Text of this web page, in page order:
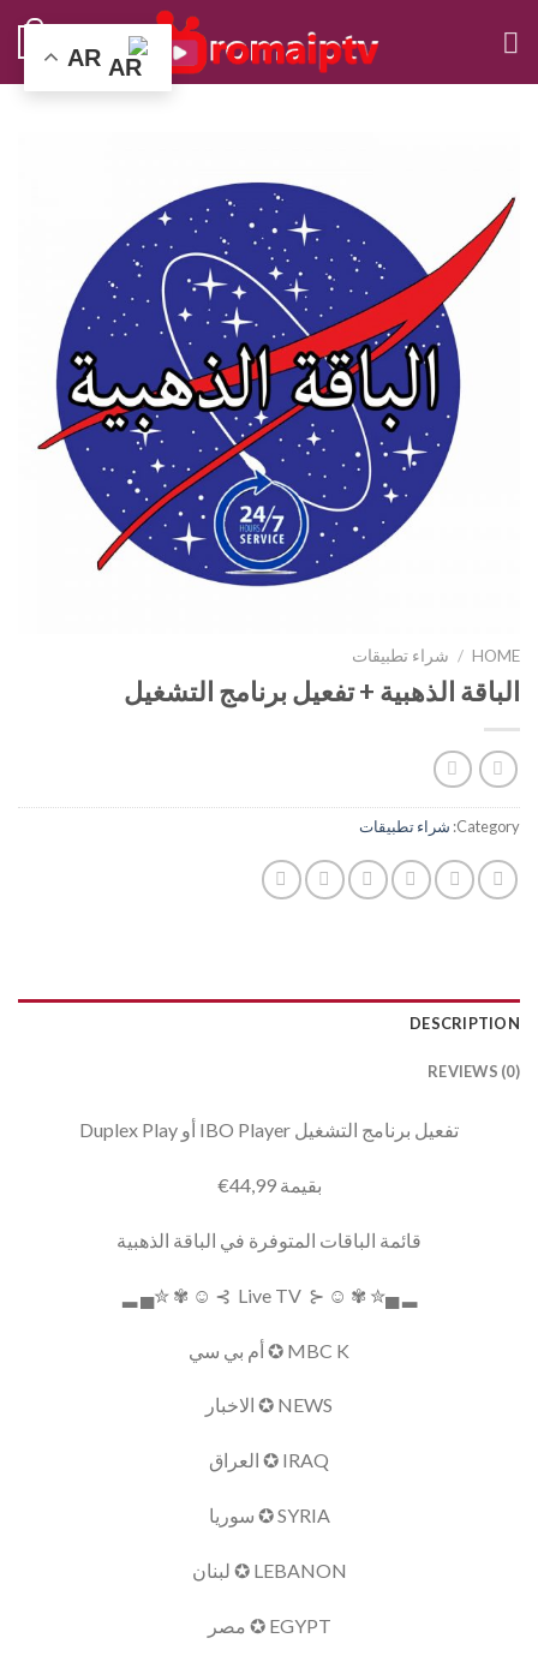
HOME
/ شراء تطبيقات
الباقة الذهبية + تفعيل برنامج التشغيل
Category: شراء تطبيقات
DESCRIPTION
REVIEWS (0)
تفعيل برنامج التشغيل IBO Player أو Duplex Play
بقيمة 44,99€
قائمة الباقات المتوفرة في الباقة الذهبية
▂ ▄✮ ✾ ☺ ⊰ Live TV ⊱ ☺ ✾ ✮▄ ▂
MBC K ✪ أم بي سي
NEWS ✪ الاخبار
IRAQ ✪ العراق
SYRIA ✪ سوريا
LEBANON ✪ لبنان
EGYPT ✪ مصر
AR